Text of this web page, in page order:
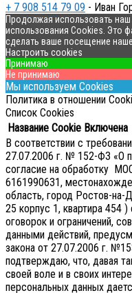
+ 7 908 514 79 09 - Иван
Продолжая использовать
использования Cookies. Это
сделать ваше посещение
Настроить cookies
Принимаю
Не принимаю
Мы используем Cookies
Политика в отношении
Список Cookies
Название Cookie Включена
В соответствии с
27.07.2006 г. № 152-ФЗ «О
согласие на обработку
6161990631,
область, город Ростов-
25 корпус 1, квартира 454
оговорок и ограничений,
данными действий,
закона от 27.07.2006 г.
подтверждаю, что, давая
своей воле и в своих
персональных данных